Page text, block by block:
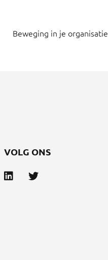
Beweging in je organisatie
VOLG ONS